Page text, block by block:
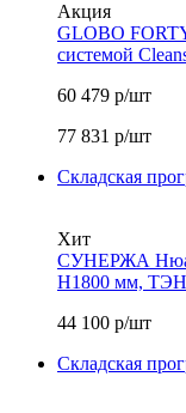
Акция
GLOBO
системой
60 479 р/шт
77 831 р/шт
Складская
Хит
СУНЕРЖА
H1800 мм,
44 100 р/шт
Складская